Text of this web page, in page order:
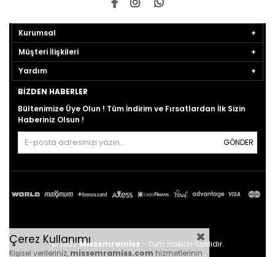
Kurumsal
Müşteri İlişkileri
Yardım
BIZDEN HABERLER
Bültenimize Üye Olun ! Tüm İndirim ve Fırsatlardan İlk Sizin
Haberiniz Olsun !
GÖNDER
© 2022Missemramiss - Tüm Hakları Saklıdır.
Çerez Kullanımı
Kişisel verileriniz, missemramiss.com hizmetlerinin